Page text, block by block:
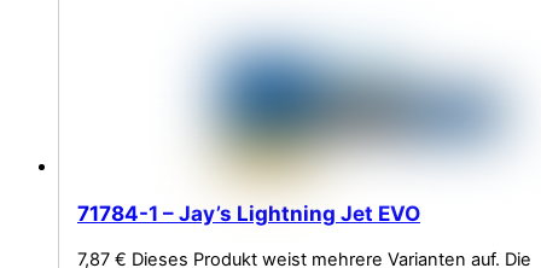
71784-1 – Jay’s Lightning Jet EVO
7,87 € Dieses Produkt weist mehrere Varianten auf. Die